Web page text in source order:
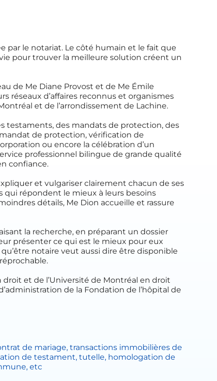
par le notariat. Le côté humain et le fait que
pour trouver la meilleure solution créent un
de Me Diane Provost et de Me Émile
réseaux d’affaires reconnus et organismes
et de l’arrondissement de Lachine.
testaments, des mandats de protection, des
de protection, vérification de
ou encore la célébration d’un
professionnel bilingue de grande qualité
confiance.
et vulgariser clairement chacun de ses
qui répondent le mieux à leurs besoins
détails, Me Dion accueille et rassure
la recherche, en préparant un dossier
présenter ce qui est le mieux pour eux
notaire veut aussi dire être disponible
et de l’Université de Montréal en droit
de la Fondation de l’hôpital de
de mariage, transactions immobilières de
de testament, tutelle, homologation de
etc